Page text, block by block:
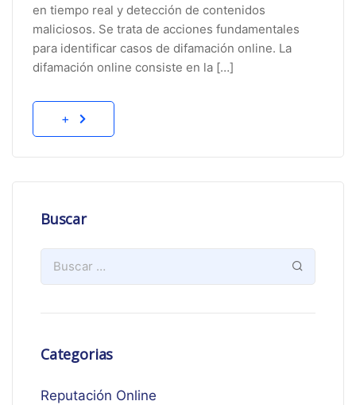
en tiempo real y detección de contenidos
maliciosos. Se trata de acciones fundamentales
para identificar casos de difamación online. La
difamación online consiste en la […]
+
Buscar
Categorias
Reputación Online